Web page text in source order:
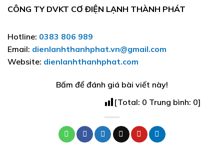
CÔNG TY DVKT CƠ ĐIỆN LẠNH THÀNH PHÁT
Hotline: 0383 806 989
Email: dienlanhthanhphat.vn@gmail.com
Website: dienlanhthanhphat.com
Bấm để đánh giá bài viết này!
[Total: 0 Trung bình: 0]